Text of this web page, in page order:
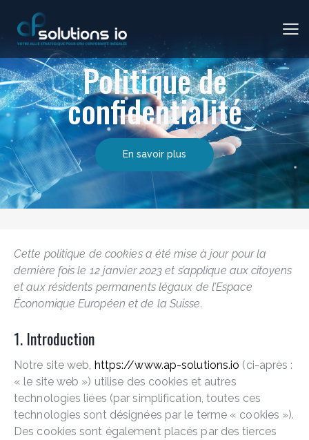
Politique de
confidentialité
En savoir plus
Cette politique de cookies a été mise à jour pour la
dernière fois le 12 janvier 2023 et s’applique aux citoyens
et aux résidents permanents légaux de l’Espace
Économique Européen et de la Suisse.
1. Introduction
Notre site web, https://www.ap-solutions.io (ci-après :
« le site web ») utilise des cookies et autres
technologies liées (par simplification, toutes ces
technologies sont désignées par le terme « cookies »).
Des cookies sont également placés par des tierces